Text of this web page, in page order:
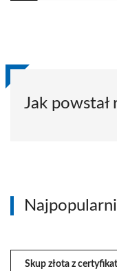
Jak powstał
Skup złota z